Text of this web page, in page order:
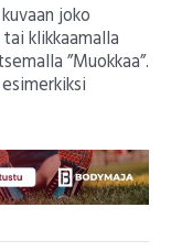
joko
klikkaamalla
”Muokkaa”.